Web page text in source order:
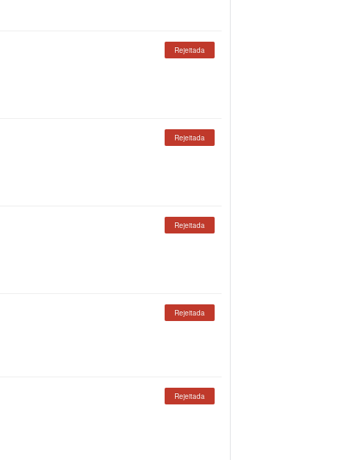
Rejeitada
Rejeitada
Rejeitada
Rejeitada
Rejeitada